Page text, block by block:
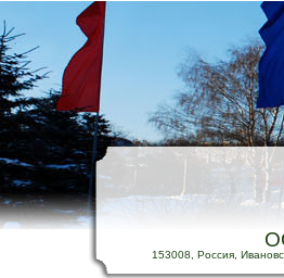
153008, Россия,